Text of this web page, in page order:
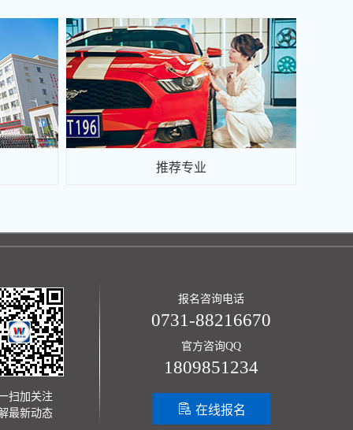
推荐专业
扫加关注
最新动态
报名咨询电话
0731-88216670
官方咨询QQ
1809851234
 在线报名